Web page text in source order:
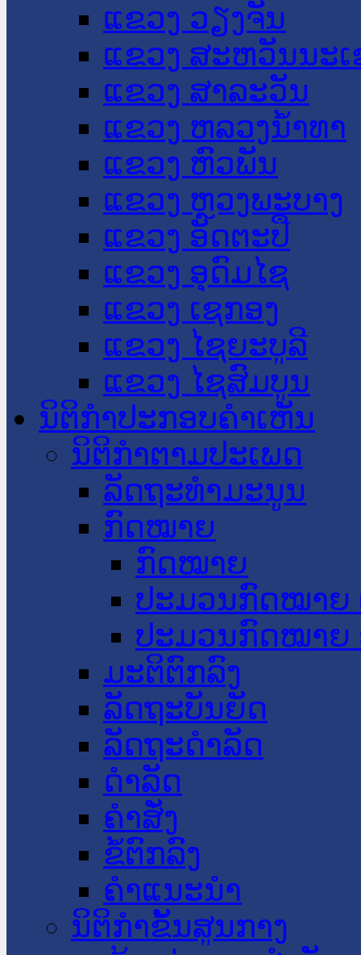
ແຂວງ ວຽງຈັນ
ແຂວງ ສະຫວັນນະ
ແຂວງ ສາລະວັນ
ແຂວງ ຫລວງນໍ້າທາ
ແຂວງ ຫົວພັນ
ແຂວງ ຫຼວງພະບາງ
ແຂວງ ອັດຕະປື
ແຂວງ ອຸດົມໄຊ
ແຂວງ ເຊກອງ
ແຂວງ ໄຊຍະບູລີ
ແຂວງ ໄຊສົມບູນ
ນິຕິກໍາປະກອບຄໍາເຫັນ
ນິຕິກໍາຕາມປະເພດ
ລັດຖະທໍາມະນູນ
ກົດໝາຍ
ກົດໝາຍ
ປະມວນກົດໝາຍ
ປະມວນກົດໝາຍ
ມະຕິຕົກລົງ
ລັດຖະບັນຍັດ
ລັດຖະດໍາລັດ
ດໍາລັດ
ຄໍາສັ່ງ
ຂໍ້ຕົກລົງ
ຄໍາແນະນໍາ
ນິຕິກຳຂັ້ນສູນກາງ